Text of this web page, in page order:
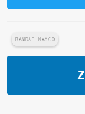
BANDAI NAMCO